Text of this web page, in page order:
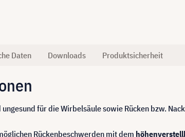
Daten Downloads Produktsicherheit
für die Wirbelsäule sowie Rücken bzw.
Rückenbeschwerden mit dem